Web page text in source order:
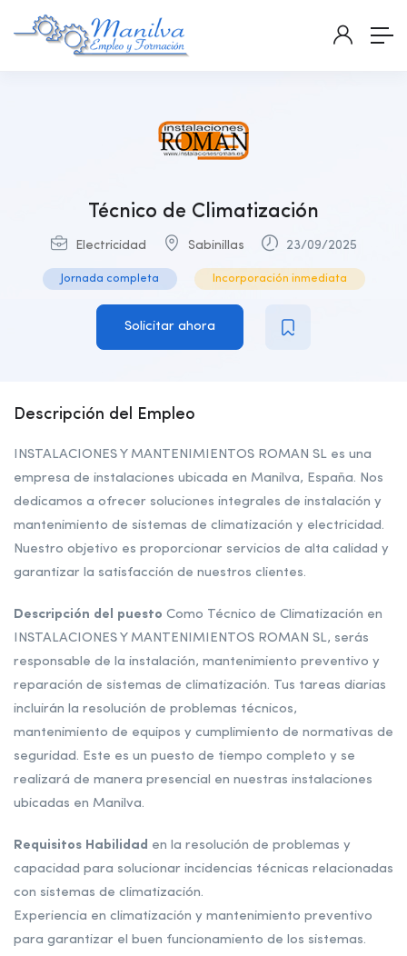
Técnico de Climatización
Electricidad Sabinillas 23/09/2025
Jornada completa Incorporación inmediata
Solicitar ahora
Descripción del Empleo
INSTALACIONES Y MANTENIMIENTOS ROMAN SL es una
empresa de instalaciones ubicada en Manilva, España. Nos
dedicamos a ofrecer soluciones integrales de instalación y
mantenimiento de sistemas de climatización y electricidad.
Nuestro objetivo es proporcionar servicios de alta calidad y
garantizar la satisfacción de nuestros clientes.
Descripción del puesto Como Técnico de Climatización en
INSTALACIONES Y MANTENIMIENTOS ROMAN SL, serás
responsable de la instalación, mantenimiento preventivo y
reparación de sistemas de climatización. Tus tareas diarias
incluirán la resolución de problemas técnicos,
mantenimiento de equipos y cumplimiento de normativas de
seguridad. Este es un puesto de tiempo completo y se
realizará de manera presencial en nuestras instalaciones
ubicadas en Manilva.
Requisitos Habilidad en la resolución de problemas y
capacidad para solucionar incidencias técnicas relacionadas
con sistemas de climatización.
Experiencia en climatización y mantenimiento preventivo
para garantizar el buen funcionamiento de los sistemas.